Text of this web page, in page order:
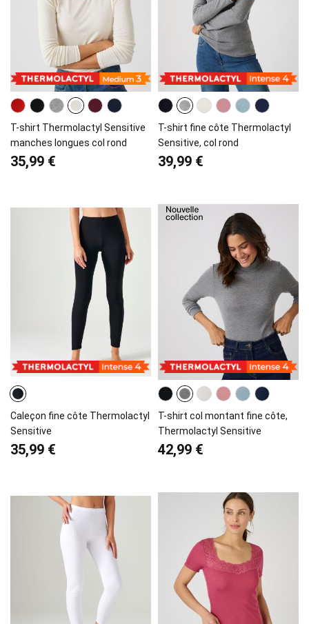
T-shirt Thermolactyl Sensitive
manches longues col rond
35,99 €
T-shirt fine côte Thermolactyl
Sensitive, col rond
39,99 €
Caleçon fine côte Thermolactyl
Sensitive
35,99 €
T-shirt col montant fine côte,
Thermolactyl Sensitive
42,99 €